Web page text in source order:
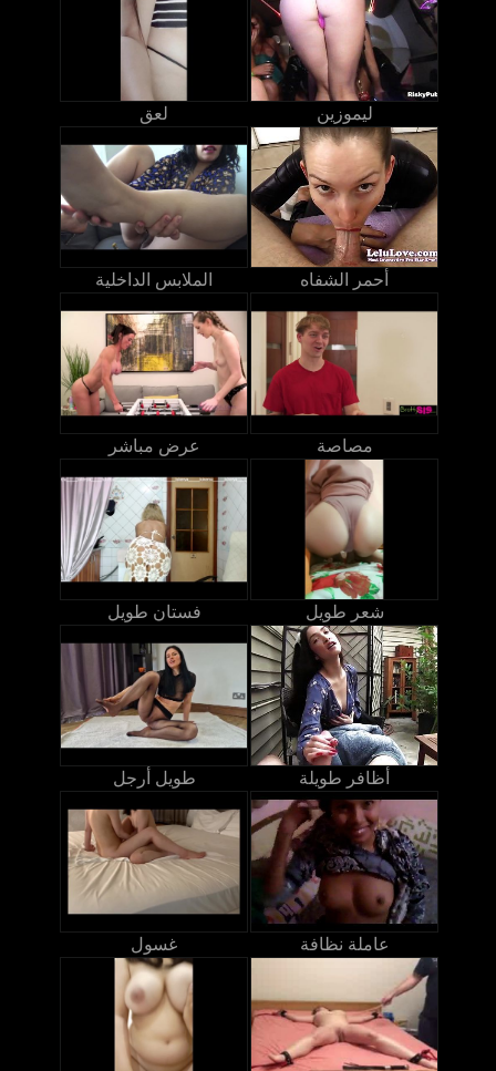
لعق ليموزين
الملابس الداخلية أحمر الشفاه
عرض مباشر مصاصة
فستان طويل شعر طويل
طويل أرجل أظافر طويلة
غسول عاملة نظافة